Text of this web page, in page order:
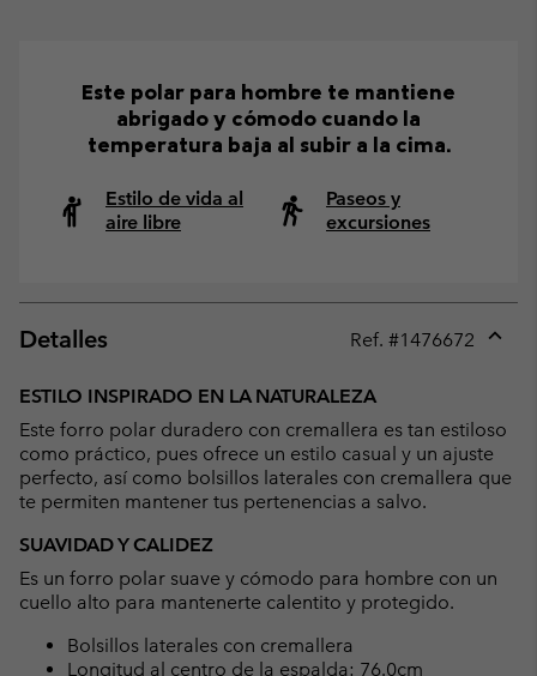
Este polar para hombre te mantiene
abrigado y cómodo cuando la
temperatura baja al subir a la cima.
Estilo de vida al
aire libre
Paseos y
excursiones
Detalles Ref. #1476672
ESTILO INSPIRADO EN LA NATURALEZA
Este forro polar duradero con cremallera es tan estiloso
como práctico, pues ofrece un estilo casual y un ajuste
perfecto, así como bolsillos laterales con cremallera que
te permiten mantener tus pertenencias a salvo.
SUAVIDAD Y CALIDEZ
Es un forro polar suave y cómodo para hombre con un
cuello alto para mantenerte calentito y protegido.
Bolsillos laterales con cremallera
Longitud al centro de la espalda: 76.0cm